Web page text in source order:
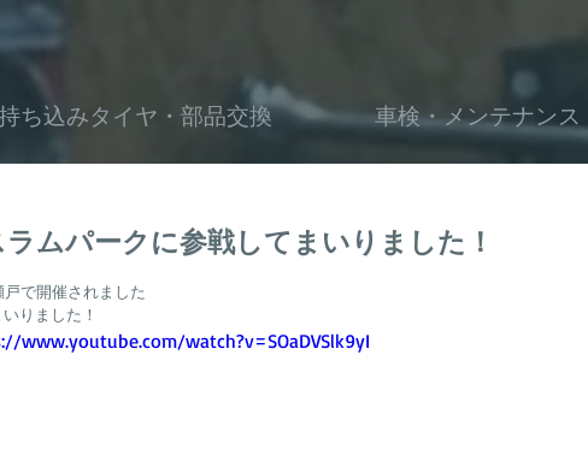
ち込みタイヤ・部品交換 車検・メンテナンス
ムパークに参戦してまいりました！
で開催されました
りました！
www.youtube.com/watch?v=SOaDVSlk9yI